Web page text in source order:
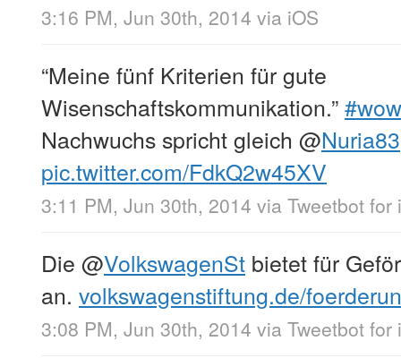
3:16 PM, Jun 30th, 2014 via iOS
“Meine fünf Kriterien für gute
Wisenschaftskommunikation.”
Nachwuchs spricht gleich @Nuria83
pic.twitter.com/FdkQ2w45XV
3:11 PM, Jun 30th, 2014 via Tweetbot for
Die @VolkswagenSt bietet für
an. volkswagenstiftung.de/
3:08 PM, Jun 30th, 2014 via Tweetbot for